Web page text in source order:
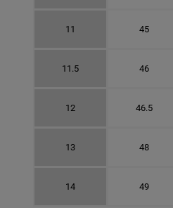
11 45
11.5 46
12 46.5
13 48
14 49